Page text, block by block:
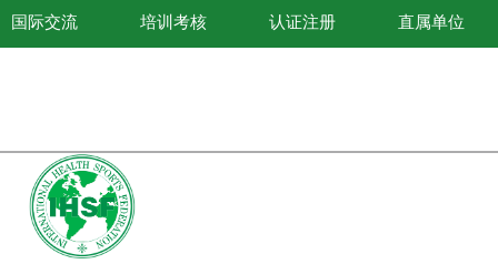
国际交流 培训考核 认证注册 直属单位